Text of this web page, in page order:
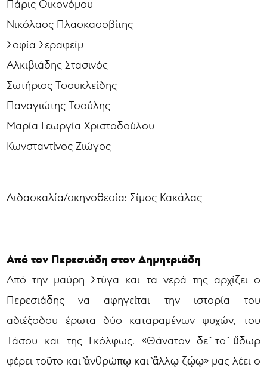
Πάρις Οικονόμου
Νικόλαος Πλασκασοβίτης
Σοφία Σεραφείμ
Αλκιβιάδης Στασινός
Σωτήριος Τσουκλείδης
Παναγιώτης Τσούλης
Μαρία Γεωργία Χριστοδούλου
Κωνσταντίνος Ζιώγος
Διδασκαλία/σκηνοθεσία: Σίμος Κακάλας
Από τον Περεσιάδη στον Δημητριάδη
Από την μαύρη Στύγα και τα νερά της αρχίζει ο
Περεσιάδης να αφηγείται την ιστορία του
αδιέξοδου έρωτα δύο καταραμένων ψυχών, του
Τάσου και της Γκόλφως. «Θάνατον δὲ τὸ ὕδωρ
φέρει τοῦτο καὶ ἀνθρώπῳ καὶ ἄλλῳ ζῴῳ» μας λέει ο